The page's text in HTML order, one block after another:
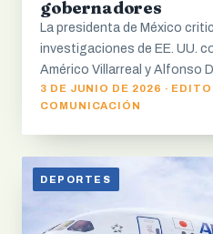
gobernadores
La presidenta de México
investigaciones de EE. UU.
Américo Villarreal y Alfonso
3 DE JUNIO DE 2026 ·
COMUNICACIÓN
DEPORTES